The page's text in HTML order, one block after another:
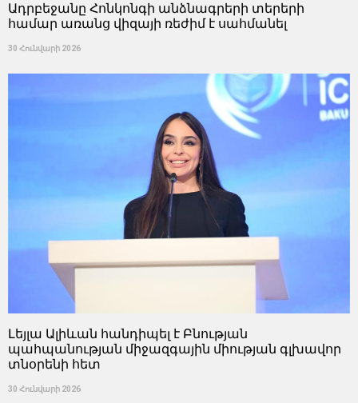
Ադրբեջանը Հոնկոնգի անձնագրերի տերերի
համար առանց վիզայի ռեժիմ է սահմանել
30 Հունվարի 2026
Լեյլա Ալիևան հանդիպել է Բնության
պահպանության միջազգային միության գլխավոր
տնօրենի հետ
30 Հունվարի 2026